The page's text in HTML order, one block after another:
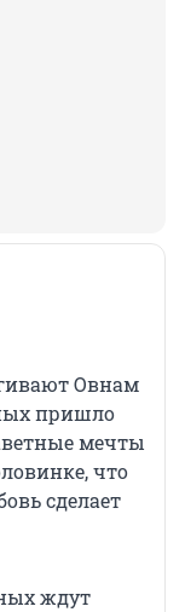
Овнам
пришло
мечты
что
сделает
ждут